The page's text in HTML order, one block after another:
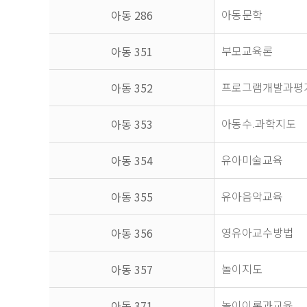
아동 286 아동문학
아동 351 부모교육론
아동 352 프로그램개발과평
아동 353 아동수.과학지도
아동 354 유아미술교육
아동 355 유아음악교육
아동 356 영유아교수방법
아동 357 놀이지도